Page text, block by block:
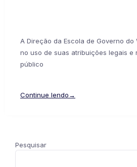
A Direção da Escola de Governo do
no uso de suas atribuições legais e
público
Continue lendo→
Pesquisar